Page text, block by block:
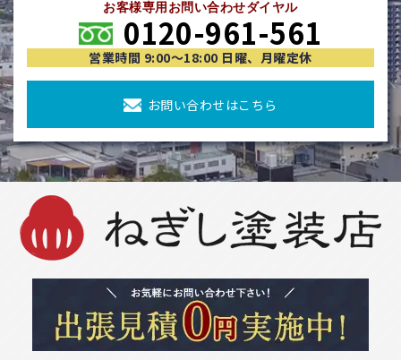
お客様専用お問い合わせダイヤル
0120-961-561
営業時間 9:00〜18:00 日曜、月曜定休
お問い合わせはこちら